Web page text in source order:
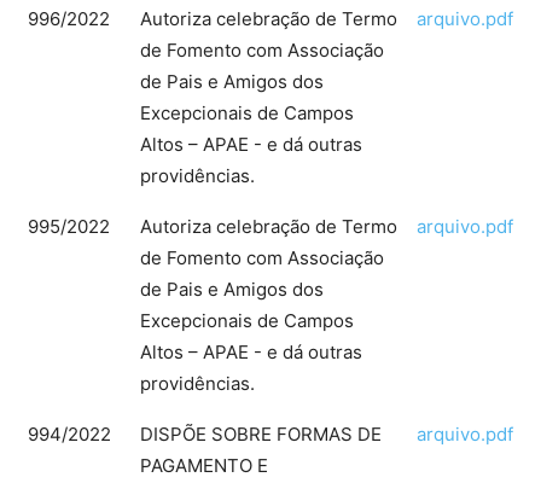
996/2022
Autoriza celebração de Termo
de Fomento com Associação
de Pais e Amigos dos
Excepcionais de Campos
Altos – APAE - e dá outras
providências.
arquivo.pdf
995/2022
Autoriza celebração de Termo
de Fomento com Associação
de Pais e Amigos dos
Excepcionais de Campos
Altos – APAE - e dá outras
providências.
arquivo.pdf
994/2022
DISPÕE SOBRE FORMAS DE
PAGAMENTO E
arquivo.pdf